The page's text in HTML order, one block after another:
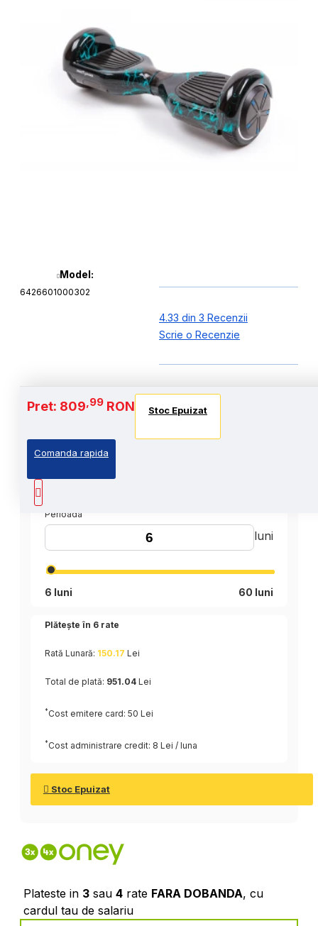
Model:
6426601000302
4.33 din 3 Recenzii
Scrie o Recenzie
Pret: 809,99 RON Stoc Epuizat
Comanda rapida
Perioada
luni
6 luni 60 luni
Plătește în 6 rate
Rată Lunară: 150.17 Lei
Total de plată: 951.04 Lei
* Cost emitere card: 50 Lei
* Cost administrare credit: 8 Lei / luna
Stoc Epuizat
Plateste in 3 sau 4 rate FARA DOBANDA, cu
cardul tau de salariu